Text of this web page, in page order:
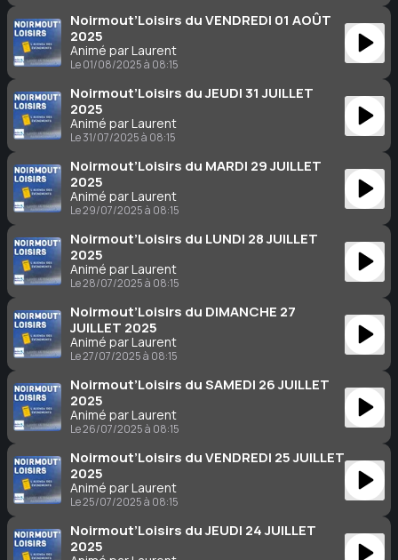
Noirmout’Loisirs du VENDREDI 01 AOÛT
2025
Animé par Laurent
Le 01/08/2025 à 08:15
Noirmout’Loisirs du JEUDI 31 JUILLET
2025
Animé par Laurent
Le 31/07/2025 à 08:15
Noirmout’Loisirs du MARDI 29 JUILLET
2025
Animé par Laurent
Le 29/07/2025 à 08:15
Noirmout’Loisirs du LUNDI 28 JUILLET
2025
Animé par Laurent
Le 28/07/2025 à 08:15
Noirmout’Loisirs du DIMANCHE 27
JUILLET 2025
Animé par Laurent
Le 27/07/2025 à 08:15
Noirmout’Loisirs du SAMEDI 26 JUILLET
2025
Animé par Laurent
Le 26/07/2025 à 08:15
Noirmout’Loisirs du VENDREDI 25 JUILLET
2025
Animé par Laurent
Le 25/07/2025 à 08:15
Noirmout’Loisirs du JEUDI 24 JUILLET
2025